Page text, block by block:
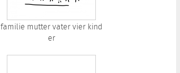
familie mutter vater vier kind
er